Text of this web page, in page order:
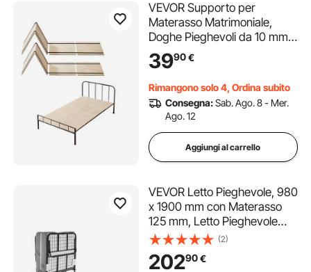
VEVOR Supporto per
Materasso Matrimoniale,
Doghe Pieghevoli da 10 mm
con Attacco, Supporto per
Doghe da Letto, Tavola da
Letto Pieghevole, Pronto
all'Uso, Confezione da 8,
Legno Naturale
3990€
Rimangono solo 4, Ordina subito
Consegna:Sab. Ago. 8 - Mer.
Ago. 12
Aggiungi al carrello
VEVOR Letto Pieghevole, 980
x 1900 mm con Materasso
125 mm, Letto Pieghevole
Singolo con Robusta
Struttura in Metallo e
Materasso in Memory Foam,
(2)
20290€